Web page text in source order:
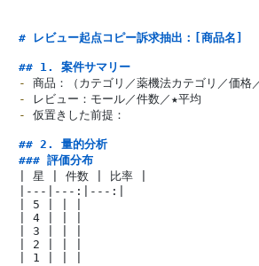
# レビュー起点コピー訴求抽出：[商品名]
## 1. 案件サマリー
-
-
-
仮置きした前提：
## 2. 量的分析
### 評価分布
| 星 | 件数 | 比率 |
|---|---:|---:|
| 5 | | |
| 4 | | |
| 3 | | |
| 2 | | |
| 1 | | |